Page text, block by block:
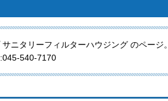
ニタリーフィルターハウジング のページ。
540-7170